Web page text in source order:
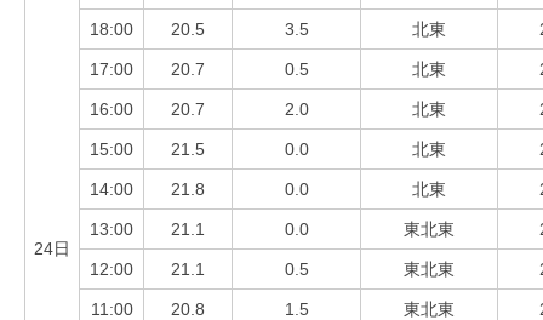
24日
18:00 20.5 3.5 北東
17:00 20.7 0.5 北東
16:00 20.7 2.0 北東
15:00 21.5 0.0 北東
14:00 21.8 0.0 北東
13:00 21.1 0.0 東北東
12:00 21.1 0.5 東北東
11:00 20.8 1.5 東北東